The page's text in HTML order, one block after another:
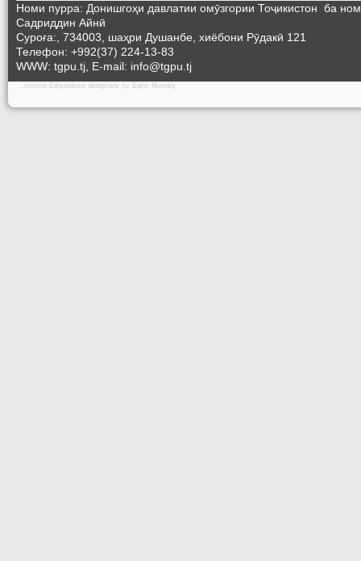
Номи пурра: Донишгоҳи давлатии омӯзгории Тоҷикистон ба
Садриддин Айнӣ
Суроға:, 734003, шаҳри Душанбе, хиёбони Рӯдакӣ 121
Телефон: +992(37) 224-13-83
WWW: tgpu.tj, E-mail: info@tgpu.tj
Joomla Education template by Earn Money